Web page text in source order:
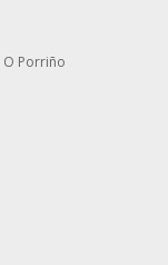
O Porriño